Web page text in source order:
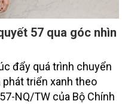
57 qua góc nhìn
đẩy quá trình chuyển
triển xanh theo
NQ/TW của Bộ Chính